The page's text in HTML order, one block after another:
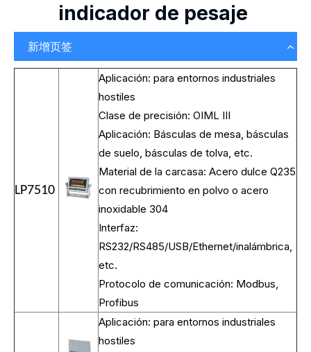
indicador de pesaje
新增页签
LP7510
Aplicación: para entornos industriales
hostiles
Clase de precisión: OIML III
Aplicación: Básculas de mesa, básculas
de suelo, básculas de tolva, etc.
Material de la carcasa: Acero dulce Q235
con recubrimiento en polvo o acero
inoxidable 304
Interfaz:
RS232/RS485/USB/Ethernet/inalámbrica,
etc.
Protocolo de comunicación: Modbus,
Profibus
Aplicación: para entornos industriales
hostiles